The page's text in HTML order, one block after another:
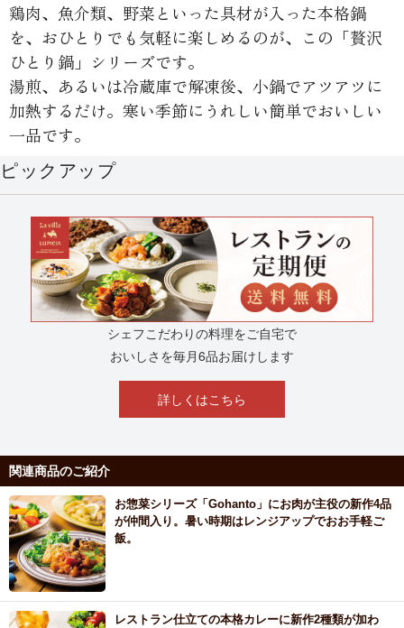
鶏肉、魚介類、野菜といった具材が入った本格鍋
を、おひとりでも気軽に楽しめるのが、この「贅沢
ひとり鍋」シリーズです。
湯煎、あるいは冷蔵庫で解凍後、小鍋でアツアツに
加熱するだけ。寒い季節にうれしい簡単でおいしい
一品です。
ピックアップ
シェフこだわりの料理をご自宅で
おいしさを毎月6品お届けします
詳しくはこちら
関連商品のご紹介
お惣菜シリーズ「Gohanto」にお肉が主役の新作4品
が仲間入り。暑い時期はレンジアップでおお手軽ご
飯。
レストラン仕立ての本格カレーに新作2種類が加わ